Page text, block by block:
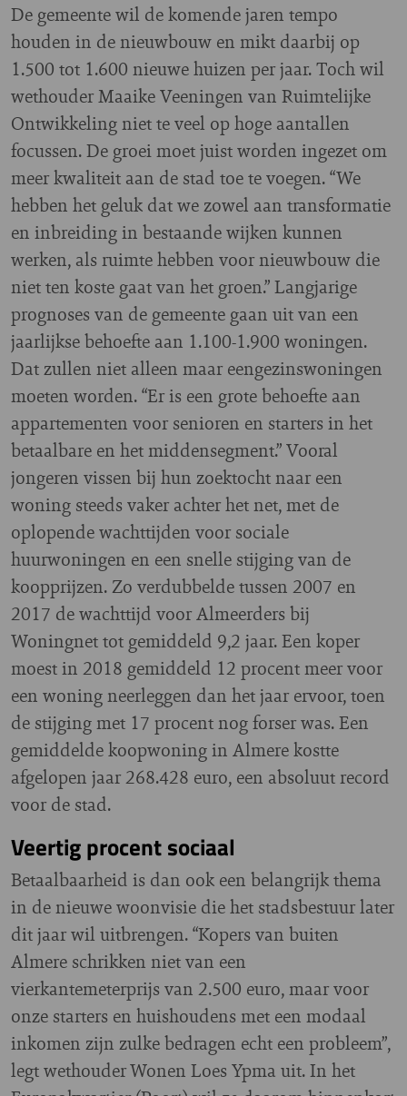
De gemeente wil de komende jaren tempo
houden in de nieuwbouw en mikt daarbij op
1.500 tot 1.600 nieuwe huizen per jaar. Toch wil
wethouder Maaike Veeningen van Ruimtelijke
Ontwikkeling niet te veel op hoge aantallen
focussen. De groei moet juist worden ingezet om
meer kwaliteit aan de stad toe te voegen. “We
hebben het geluk dat we zowel aan transformatie
en inbreiding in bestaande wijken kunnen
werken, als ruimte hebben voor nieuwbouw die
niet ten koste gaat van het groen.” Langjarige
prognoses van de gemeente gaan uit van een
jaarlijkse behoefte aan 1.100-1.900 woningen.
Dat zullen niet alleen maar eengezinswoningen
moeten worden. “Er is een grote behoefte aan
appartementen voor senioren en starters in het
betaalbare en het middensegment.” Vooral
jongeren vissen bij hun zoektocht naar een
woning steeds vaker achter het net, met de
oplopende wachttijden voor sociale
huurwoningen en een snelle stijging van de
koopprijzen. Zo verdubbelde tussen 2007 en
2017 de wachttijd voor Almeerders bij
Woningnet tot gemiddeld 9,2 jaar. Een koper
moest in 2018 gemiddeld 12 procent meer voor
een woning neerleggen dan het jaar ervoor, toen
de stijging met 17 procent nog forser was. Een
gemiddelde koopwoning in Almere kostte
afgelopen jaar 268.428 euro, een absoluut record
voor de stad.
Veertig procent sociaal
Betaalbaarheid is dan ook een belangrijk thema
in de nieuwe woonvisie die het stadsbestuur later
dit jaar wil uitbrengen. “Kopers van buiten
Almere schrikken niet van een
vierkantemeterprijs van 2.500 euro, maar voor
onze starters en huishoudens met een modaal
inkomen zijn zulke bedragen echt een probleem”,
legt wethouder Wonen Loes Ypma uit. In het